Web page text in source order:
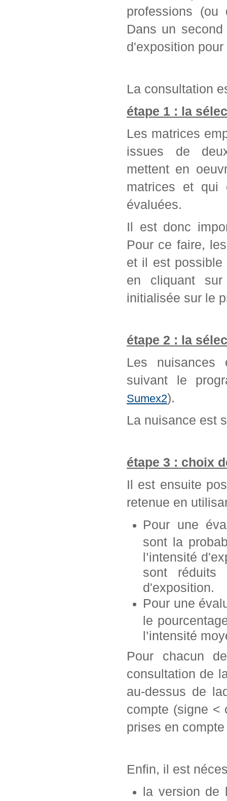
professions (ou
Dans un
d'exposition
La consultation
étape 1 : la
Les matrices
issues de
mettent en
matrices et qui
évaluées.
Il est donc
Pour ce faire,
et il est possible
en cliquant
initialisée sur le
étape 2 : la
Les nuisances
suivant le
Sumex2).
La nuisance est
étape 3 : choix
Il est ensuite
retenue en
Pour une
sont la
l’intensité
sont réduits
d'exposition.
Pour une
le
l’intensité
Pour chacun
consultation de
au-dessus de
compte (signe <
prises en
Enfin, il est
la version de